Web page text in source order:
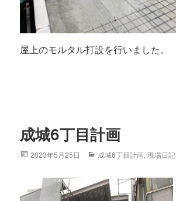
屋上のモルタル打設を行いました。
成城6丁目計画
Posted
2023年5月25日 Categories
成城6丁目計画,現場日記